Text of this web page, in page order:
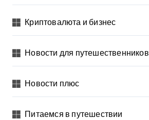
Криптовалюта и бизнес
Новости для путешественников
Новости плюс
Питаемся в путешествии